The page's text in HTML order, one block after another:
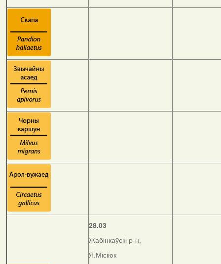
28.03
Жабінкаўскі р-н,
Я.Місіюк